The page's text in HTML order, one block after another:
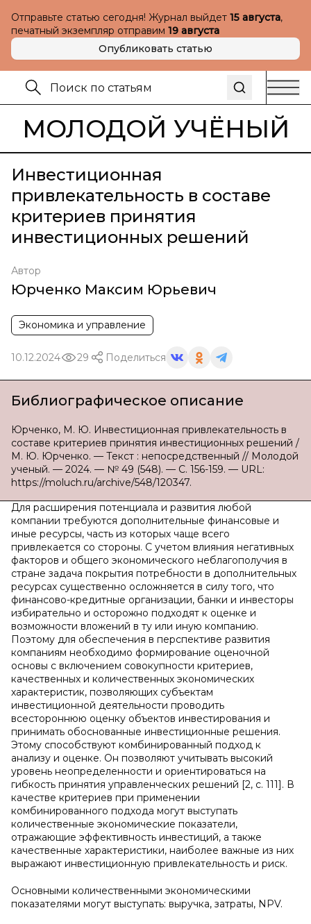
Отправьте статью сегодня! Журнал выйдет 15 августа,
печатный экземпляр отправим 19 августа
Опубликовать статью
МОЛОДОЙ УЧЁНЫЙ
Инвестиционная
привлекательность в составе
критериев принятия
инвестиционных решений
Автор
Юрченко Максим Юрьевич
Экономика и управление
10.12.2024 29 Поделиться
Библиографическое описание
Юрченко, М. Ю. Инвестиционная привлекательность в
составе критериев принятия инвестиционных решений /
М. Ю. Юрченко. — Текст : непосредственный // Молодой
ученый. — 2024. — № 49 (548). — С. 156-159. — URL:
https://moluch.ru/archive/548/120347.
Для расширения потенциала и развития любой
компании требуются дополнительные финансовые и
иные ресурсы, часть из которых чаще всего
привлекается со стороны. С учетом влияния негативных
факторов и общего экономического неблагополучия в
стране задача покрытия потребности в дополнительных
ресурсах существенно осложняется в силу того, что
финансово-кредитные организации, банки и инвесторы
избирательно и осторожно подходят к оценке и
возможности вложений в ту или иную компанию.
Поэтому для обеспечения в перспективе развития
компаниям необходимо формирование оценочной
основы с включением совокупности критериев,
качественных и количественных экономических
характеристик, позволяющих субъектам
инвестиционной деятельности проводить
всестороннюю оценку объектов инвестирования и
принимать обоснованные инвестиционные решения.
Этому способствуют комбинированный подход к
анализу и оценке. Он позволяют учитывать высокий
уровень неопределенности и ориентироваться на
гибкость принятия управленческих решений [2, с. 111]. В
качестве критериев при применении
комбинированного подхода могут выступать
количественные экономические показатели,
отражающие эффективность инвестиций, а также
качественные характеристики, наиболее важные из них
выражают инвестиционную привлекательность и риск.
Основными количественными экономическими
показателями могут выступать: выручка, затраты, NPV.